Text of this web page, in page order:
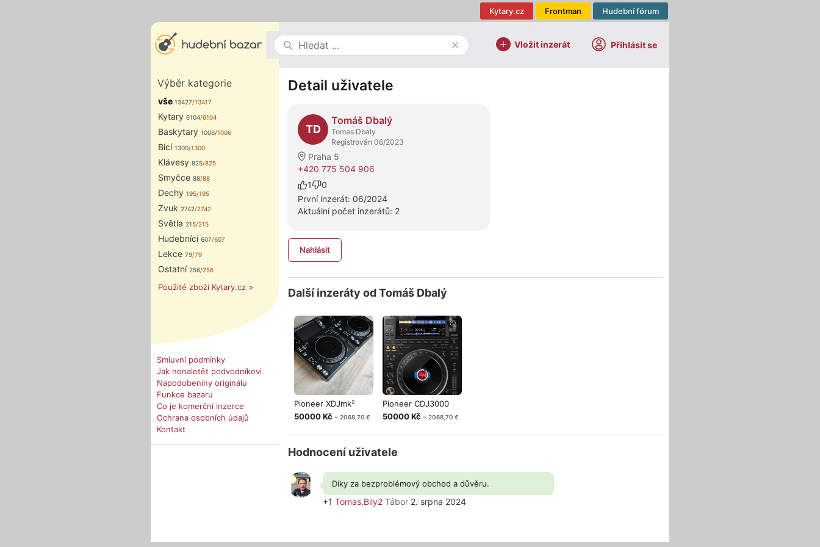
Hudební fórum
Frontman
Kytary.cz
Vložit inzerát Přihlásit se
Výběr kategorie
vše 13427/13417
Kytary 6104/6104
Baskytary 1006/1006
Bicí 1300/1300
Klávesy 825/825
Smyčce 88/88
Dechy 195/195
Zvuk 2742/2742
Světla 215/215
Hudebníci 607/607
Lekce 79/79
Ostatní 256/256
Použité zboží Kytary.cz >
Smluvní podmínky
Jak nenaletět podvodníkovi
Napodobeniny originálu
Funkce bazaru
Co je komerční inzerce
Ochrana osobních údajů
Kontakt
Detail uživatele
TD
Tomáš Dbalý
Tomas.Dbaly
Registrován 06/2023
Praha 5
+420 775 504 906
1
0
První inzerát: 06/2024
Aktuální počet inzerátů: 2
Nahlásit
Další inzeráty od Tomáš Dbalý
Pioneer XDJmk²
50000 Kč ~ 2068,70 €
Pioneer CDJ3000
50000 Kč ~ 2068,70 €
Hodnocení uživatele
Díky za bezproblémový obchod a důvěru.
+1 Tomas.Bily2 Tábor 2. srpna 2024